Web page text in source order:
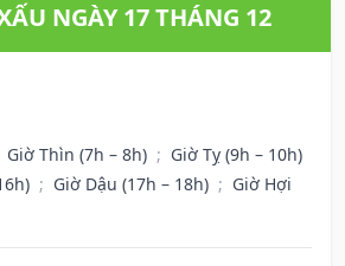
NGÀY 17 THÁNG 12
Giờ Thìn (7h – 8h) ; Giờ Tỵ (9h – 10h)
; Giờ Dậu (17h – 18h) ; Giờ Hợi